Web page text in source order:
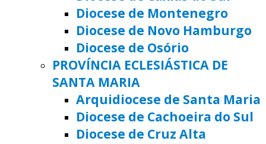
Diocese de Montenegro
Diocese de Novo Hamburgo
Diocese de Osório
PROVÍNCIA ECLESIÁSTICA DE
SANTA MARIA
Arquidiocese de Santa Maria
Diocese de Cachoeira do Sul
Diocese de Cruz Alta